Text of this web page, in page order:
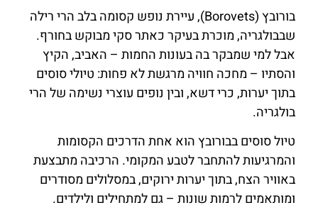
בורובץ (Borovets), עיירת נופש קסומה בלב הרי רילה
שבבולגריה, מוכרת בעיקר כאתר סקי מבוקש בחורף.
אבל למי שמבקר בה בעונות החמות – האביב, הקיץ
והסתיו – מחכה חוויה מרגשת לא פחות: טיולי סוסים
בתוך יערות, כרי דשא, ובין נופים עוצרי נשימה של הרי
בולגריה.
טיול סוסים בבורובץ הוא אחת הדרכים הקסומות
והמרגיעות להתחבר לטבע המקומי. הרכיבה מתבצעת
באוויר הצח, בתוך יערות ירוקים, במסלולים מסודרים
ומותאמים לרמות שונות – גם למתחילים ולילדים.